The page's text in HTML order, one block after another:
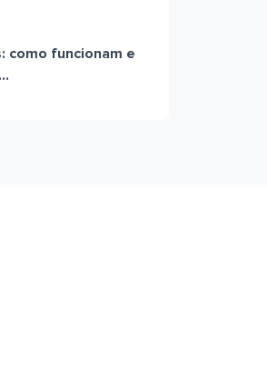
como funcionam e